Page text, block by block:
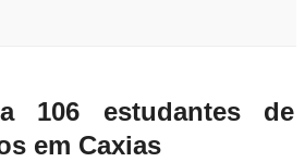
106 estudantes de
em Caxias